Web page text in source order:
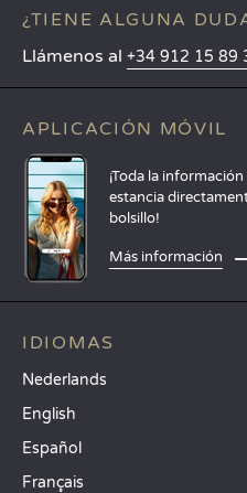
¿TIENE ALGUNA
Llámenos al +34 912 15 89
APLICACIÓN MÓVIL
¡Toda la
estancia
bolsillo!
Más información
IDIOMAS
Nederlands
English
Español
Français